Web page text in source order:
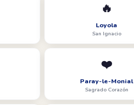
🔥
Loyola
San Ignacio
❤️
Paray-le-Monial
Sagrado Corazón